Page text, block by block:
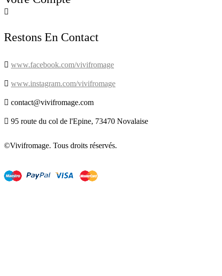

Restons En Contact
 www.facebook.com/vivifromage
 www.instagram.com/vivifromage
 contact@vivifromage.com
 95 route du col de l'Epine, 73470 Novalaise
©Vivifromage. Tous droits réservés.